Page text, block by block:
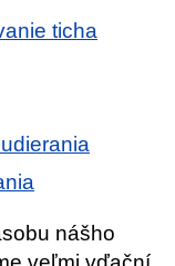
ticha
nášho